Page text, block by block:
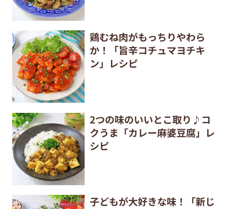
鶏むね肉がもっちりやわら
か！「旨辛コチュマヨチキ
ン」レシピ
2つの味のいいとこ取り♪コ
クうま「カレー麻婆豆腐」レ
シピ
子どもが大好きな味！「新じ